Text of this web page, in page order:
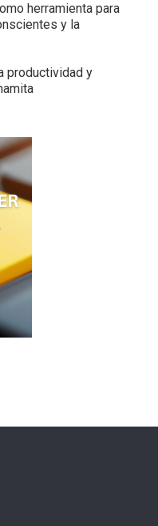
herramienta para
y la
productividad y